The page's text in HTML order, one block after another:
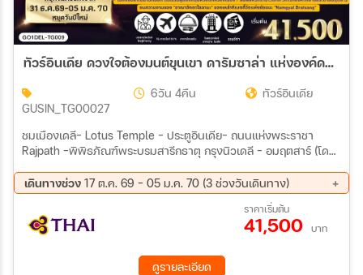
ทัวร์อินเดีย ดวงใจต้องมนต์ขุนเขา ดารัมซาล่า แห่งองค์ดาไลลามะ จรดศรัทธาอมฤตสาร์ วิหารทองคำกลางน้ำ 6วัน 4คืน (TG)
GUSIN_TG00027
6วัน 4คืน ทัวร์อินเดีย
ชมเมืองเดลี- Lotus Temple - ประตูอินเดีย- ถนนแห่งพระราชา
Rajpath -พิพิธภัณฑ์พระบรมสารีกธาตุ กรุงนิวเดลี - อมฤตสาร์ (โดย
แม่ลักษมี - ถนนมรดกประวัติศาสตร์ - พิธีลดธงชายแดน อินเดีย
-ปากีสถาน ด่านวากาห์ (Wagah Border) - ชมสนามกีฬาคริกเก็ตรัฐ
หิมาจัล - วัดไทย “ธรรมศาลา” - ตําหนักองค์ดาไลลามะ - พิพิธภัณฑ์
ธิเบต “พุทธนิกายมหายาน” - ชิมลา ชมนิวาสเก่าอุปราชอังกฤษ -โบสถ์
เดินทางช่วง 17 ต.ค. 69 - 05 ม.ค. 70 (3 ช่วงวันเดินทาง)
05 ธ.ค. 69 - 10 ธ.ค. 69
31 ธ.ค. 69 - 05 ม.ค. 70
ราคาเริ่มต้น
41,500 บาท
ดูรายละเอียด